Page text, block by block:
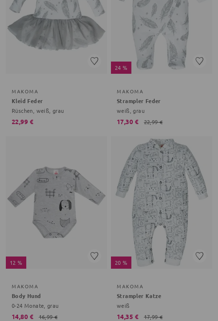
MAKOMA
Kleid Feder
Rüschen, weiß, grau
22,99 €
24 %
MAKOMA
Strampler Feder
weiß, grau
17,30 € 22,99 €
12 %
MAKOMA
Body Hund
0-24 Monate, grau
14,80 € 16,99 €
20 %
MAKOMA
Strampler Katze
weiß
14,35 € 17,99 €